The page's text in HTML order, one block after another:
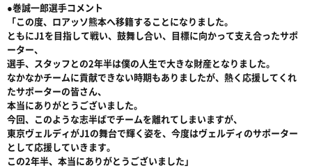
●巻誠一郎選手コメント
「この度、ロアッソ熊本へ移籍することになりました。
ともにJ1を目指して戦い、鼓舞し合い、目標に向かって支え合ったサポ
ーター、
選手、スタッフとの2年半は僕の人生で大きな財産となりました。
なかなかチームに貢献できない時期もありましたが、熱く応援してくれ
たサポーターの皆さん、
本当にありがとうございました。
今回、このような志半ばでチームを離れてしまいますが、
東京ヴェルディがJ1の舞台で輝く姿を、今度はヴェルディのサポーター
として応援していきます。
この2年半、本当にありがとうございました」